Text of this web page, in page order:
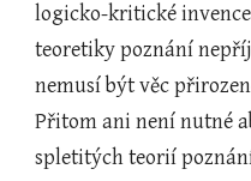
logicko-kritické
teoretiky poznání
nemusí být věc
Přitom ani není nutné
spletitých teorií